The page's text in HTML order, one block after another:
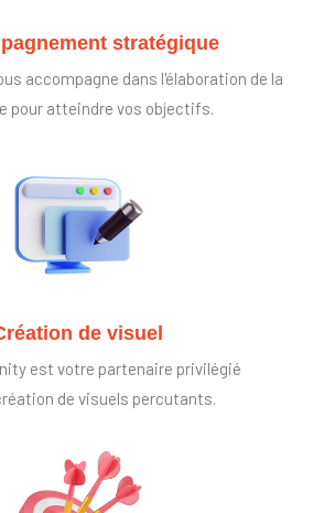
stratégique
accompagne dans l'élaboration de la
pour atteindre vos objectifs.
de visuel
est votre partenaire privilégié
de visuels percutants.